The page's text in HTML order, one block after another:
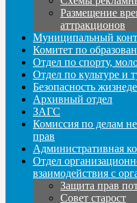
Размещение
аттракционов
Муниципальный
Комитет по
Отдел по спорту,
Отдел по культуре и
Безопасность
Архивный отдел
ЗАГС
Комиссия по делам
прав
Административная
Отдел
взаимодействия с
Защита прав
Совет старост